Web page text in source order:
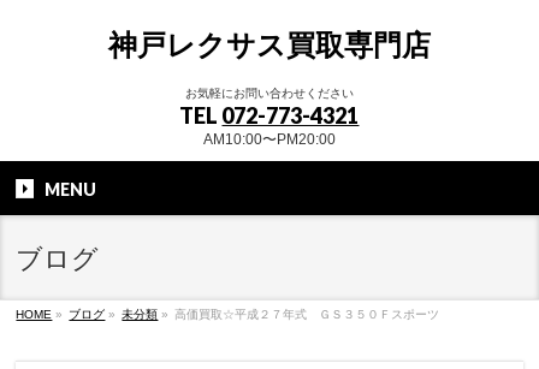
神戸レクサス買取専門店
お気軽にお問い合わせください
TEL 072-773-4321
AM10:00〜PM20:00
MENU
ブログ
HOME » ブログ » 未分類 » 高価買取☆平成２７年式 ＧＳ３５０Ｆスポーツ